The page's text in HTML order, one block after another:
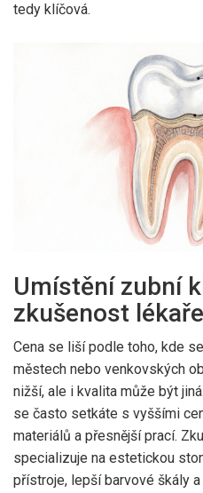
tedy klíčová.
Umístění zubní
zkušenost lékaře
Cena se liší podle toho, kde
městech nebo venkovských
nižší, ale i kvalita může být
se často setkáte s vyššími
materiálů a přesnější prací.
specializuje na estetickou
přístroje, lepší barvové škály